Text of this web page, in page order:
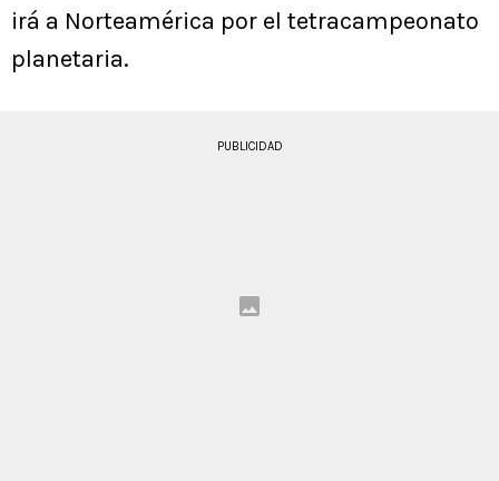
irá a Norteamérica por el tetracampeonato
planetaria.
PUBLICIDAD